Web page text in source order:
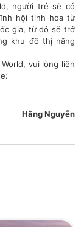
người trẻ sẽ có
hội tinh hoa từ
gia, từ đó sẽ trở
khu đô thị năng
vui lòng liên
Hằng Nguyễn